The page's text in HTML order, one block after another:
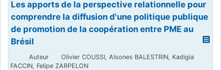
Les apports de la perspective relationnelle pour
comprendre la diffusion d'une politique publique
de promotion de la coopération entre PME au
Brésil
Olivier COUSSI, Alsones BALESTRIN, Kadigia
FACCIN, Felipe ZARPELON